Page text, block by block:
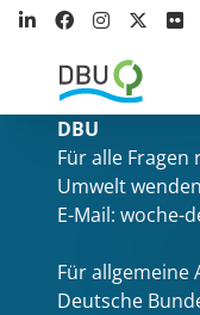
DBU
Für alle
Umwelt
E-Mail: woche-
Für allgemeine
Deutsche